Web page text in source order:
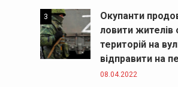
3
Окупанти
ловити жителів
територій на
відправити на
08.04.2022